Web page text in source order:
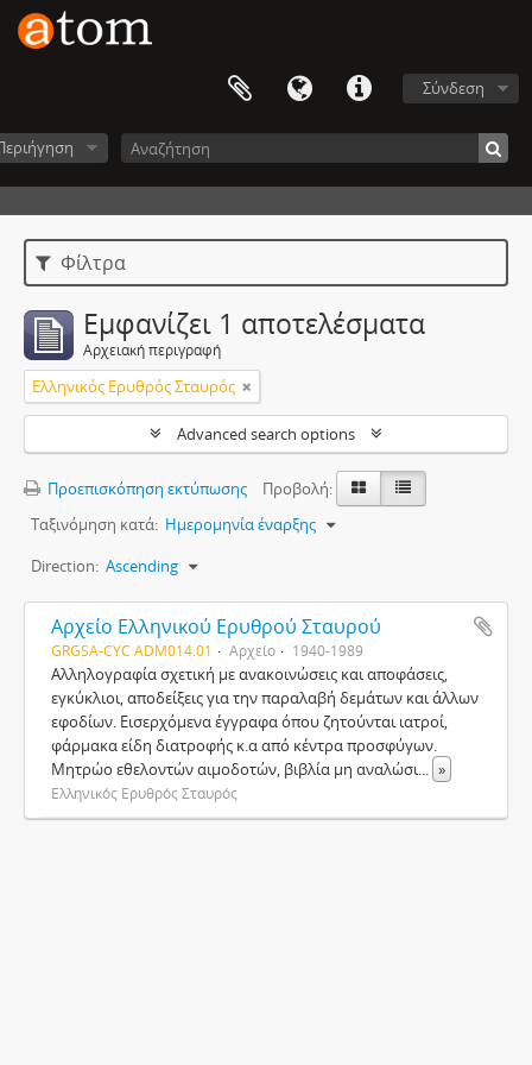
Σύνδεση
Φίλτρα
Εμφανίζει 1 αποτελέσματα
Αρχειακή περιγραφή
Ελληνικός Ερυθρός Σταυρός
Advanced search options
Προεπισκόπηση εκτύπωσης
Προβολή:
Ταξινόμηση κατά: Ημερομηνία έναρξης
Direction: Ascending
Αρχείο Ελληνικού Ερυθρού Σταυρού
GRGSA-CYC ADM014.01 Αρχείο 1940-1989
Αλληλογραφία σχετική με ανακοινώσεις και αποφάσεις,
εγκύκλιοι, αποδείξεις για την παραλαβή δεμάτων και άλλων
εφοδίων. Εισερχόμενα έγγραφα όπου ζητούνται ιατροί,
φάρμακα είδη διατροφής κ.α από κέντρα προσφύγων.
Μητρώο εθελοντών αιμοδοτών, βιβλία μη αναλώσι... »
Ελληνικός Ερυθρός Σταυρός